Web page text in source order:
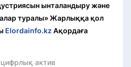
ынталандыру және
туралы» Жарлыққа қол
Elordainfo.kz Ақордаға
актив